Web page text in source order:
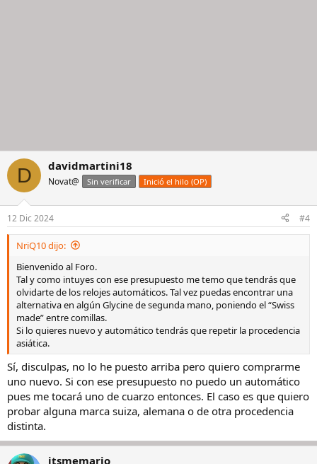
D davidmartini18
Novat@ Sin verificar Inició el hilo (OP)
12 Dic 2024 #4
NriQ10 dijo:
Bienvenido al Foro.
Tal y como intuyes con ese presupuesto me temo que tendrás que
olvidarte de los relojes automáticos. Tal vez puedas encontrar una
alternativa en algún Glycine de segunda mano, poniendo el “Swiss
made” entre comillas.
Si lo quieres nuevo y automático tendrás que repetir la procedencia
asiática.
Sí, disculpas, no lo he puesto arriba pero quiero comprarme
uno nuevo. Si con ese presupuesto no puedo un automático
pues me tocará uno de cuarzo entonces. El caso es que quiero
probar alguna marca suiza, alemana o de otra procedencia
distinta.
itsmemario